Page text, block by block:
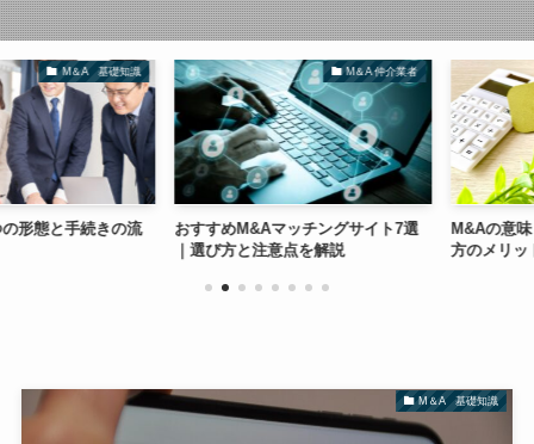
M＆A 基礎知識
と手続きの流
M＆A 仲介業者
おすすめM&Aマッチングサイト7選
｜選び方と注意点を解説
M&Aの意味とは
方のメリットを
M＆A 基礎知識